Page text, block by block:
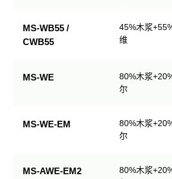
MS-WB55 /
CWB55
45%木浆
维
MS-WE
80%木浆
尔
MS-WE-EM
80%木浆
尔
MS-AWE-EM2
80%木浆